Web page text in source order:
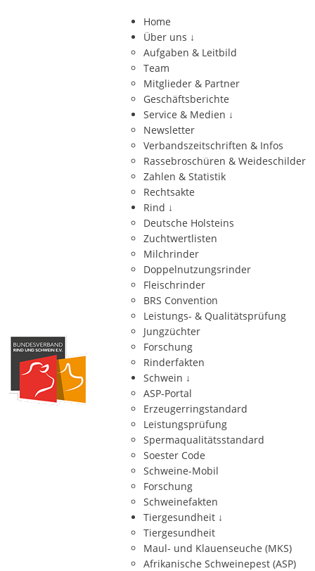
Home
Über uns ↓
Aufgaben & Leitbild
Team
Mitglieder & Partner
Geschäftsberichte
Service & Medien ↓
Newsletter
Verbandszeitschriften & Infos
Rassebroschüren & Weideschilder
Zahlen & Statistik
Rechtsakte
Rind ↓
Deutsche Holsteins
Zuchtwertlisten
Milchrinder
Doppelnutzungsrinder
Fleischrinder
BRS Convention
Leistungs- & Qualitätsprüfung
Jungzüchter
Forschung
Rinderfakten
Schwein ↓
ASP-Portal
Erzeugerringstandard
Leistungsprüfung
Spermaqualitätsstandard
Soester Code
Schweine-Mobil
Forschung
Schweinefakten
Tiergesundheit ↓
Tiergesundheit
Maul- und Klauenseuche (MKS)
Afrikanische Schweinepest (ASP)